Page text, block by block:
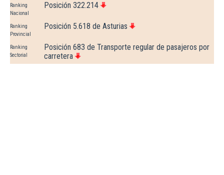
Ranking
Nacional
Posición 322.214
Ranking
Provincial
Posición 5.618 de Asturias
Ranking
Sectorial
Posición 683 de Transporte regular de pasajeros por
carretera